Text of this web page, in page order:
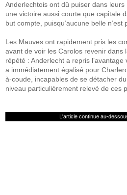
Anderlechtois ont dû puiser dans
une victoire aussi courte que capitale
but compte, puisqu’aucune belle n’est
Les Mauves ont rapidement pris les
avant de voir les Carolos revenir dans
répété : Anderlecht a repris
a immédiatement égalisé pour
à‑coude, incapables de se détacher
niveau particulièrement relevé de ces
L'article continue au-